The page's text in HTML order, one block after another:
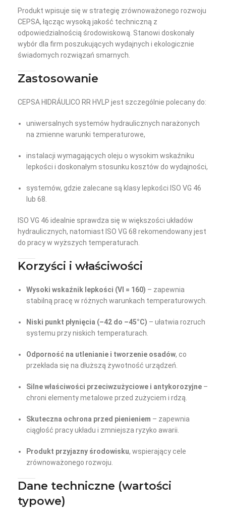
Produkt wpisuje się w strategię zrównoważonego rozwoju
CEPSA, łącząc wysoką jakość techniczną z
odpowiedzialnością środowiskową. Stanowi doskonały
wybór dla firm poszukujących wydajnych i ekologicznie
świadomych rozwiązań smarnych.
Zastosowanie
CEPSA HIDRÁULICO RR HVLP jest szczególnie polecany do:
uniwersalnych systemów hydraulicznych narażonych
na zmienne warunki temperaturowe,
instalacji wymagających oleju o wysokim wskaźniku
lepkości i doskonałym stosunku kosztów do wydajności,
systemów, gdzie zalecane są klasy lepkości ISO VG 46
lub 68.
ISO VG 46 idealnie sprawdza się w większości układów
hydraulicznych, natomiast ISO VG 68 rekomendowany jest
do pracy w wyższych temperaturach.
Korzyści i właściwości
Wysoki wskaźnik lepkości (VI = 160) – zapewnia
stabilną pracę w różnych warunkach temperaturowych.
Niski punkt płynięcia (–42 do –45°C) – ułatwia rozruch
systemu przy niskich temperaturach.
Odporność na utlenianie i tworzenie osadów, co
przekłada się na dłuższą żywotność urządzeń.
Silne właściwości przeciwzużyciowe i antykorozyjne –
chroni elementy metalowe przed zużyciem i rdzą.
Skuteczna ochrona przed pienieniem – zapewnia
ciągłość pracy układu i zmniejsza ryzyko awarii.
Produkt przyjazny środowisku, wspierający cele
zrównoważonego rozwoju.
Dane techniczne (wartości
typowe)